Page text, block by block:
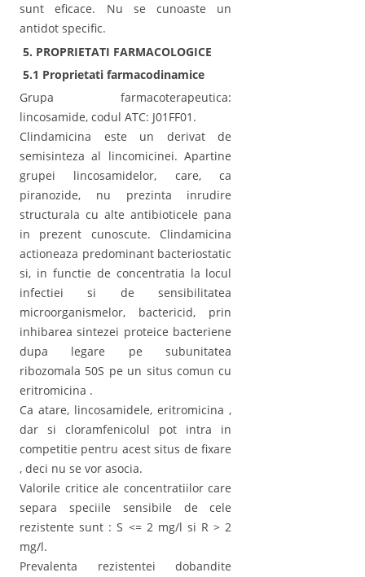
sunt eficace. Nu se cunoaste un
antidot specific.
5. PROPRIETATI FARMACOLOGICE
5.1 Proprietati farmacodinamice
Grupa farmacoterapeutica:
lincosamide, codul ATC: J01FF01.
Clindamicina este un derivat de
semisinteza al lincomicinei. Apartine
grupei lincosamidelor, care, ca
piranozide, nu prezinta inrudire
structurala cu alte antibioticele pana
in prezent cunoscute. Clindamicina
actioneaza predominant bacteriostatic
si, in functie de concentratia la locul
infectiei si de sensibilitatea
microorganismelor, bactericid, prin
inhibarea sintezei proteice bacteriene
dupa legare pe subunitatea
ribozomala 50S pe un situs comun cu
eritromicina .
Ca atare, lincosamidele, eritromicina ,
dar si cloramfenicolul pot intra in
competitie pentru acest situs de fixare
, deci nu se vor asocia.
Valorile critice ale concentratiilor care
separa speciile sensibile de cele
rezistente sunt : S <= 2 mg/l si R > 2
mg/l.
Prevalenta rezistentei dobandite